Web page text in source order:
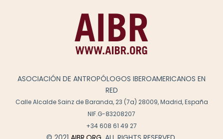
ASOCIACIÓN DE ANTROPÓLOGOS IBEROAMERICANOS EN
RED
Calle Alcalde Sainz de Baranda, 23 (7a) 28009, Madrid, España
NIF.G-83208207
+34 608 61 49 27